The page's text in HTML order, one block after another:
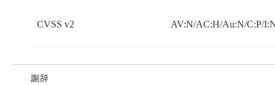
CVSS v2 AV:N/AC:H/Au:N/C:P/